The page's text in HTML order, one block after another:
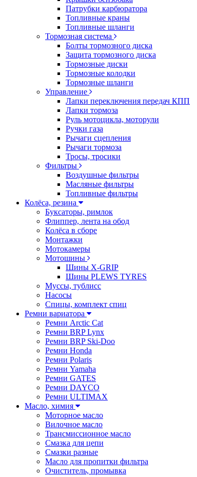
Патрубки карбюратора
Топливные краны
Топливные шланги
Тормозная система
Болты тормозного диска
Защита тормозного диска
Тормозные диски
Тормозные колодки
Тормозные шланги
Управление
Лапки переключения передач КПП
Лапки тормоза
Руль мотоцикла, моторули
Ручки газа
Рычаги сцепления
Рычаги тормоза
Тросы, тросики
Фильтры
Воздушные фильтры
Масляные фильтры
Топливные фильтры
Колёса, резина
Буксаторы, римлок
Флиппер, лента на обод
Колёса в сборе
Монтажки
Мотокамеры
Мотошины
Шины X-GRIP
Шины PLEWS TYRES
Муссы, тублисс
Насосы
Спицы, комплект спиц
Ремни вариатора
Ремни Arctic Cat
Ремни BRP Lynx
Ремни BRP Ski-Doo
Ремни Honda
Ремни Polaris
Ремни Yamaha
Ремни GATES
Ремни DAYCO
Ремни ULTIMAX
Масло, химия
Моторное масло
Вилочное масло
Трансмиссионное масло
Смазка для цепи
Смазки разные
Масло для пропитки фильтра
Очиститель, промывка